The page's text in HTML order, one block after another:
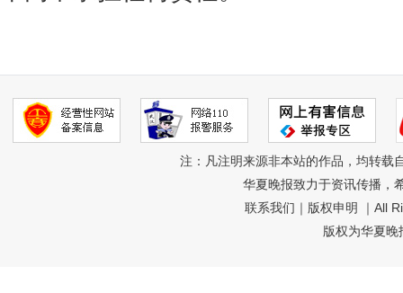
注：凡注明来源非本站的作品，均转载
华夏晚报致力于资讯传播，
联系我们 ｜ 版权申明 ｜All
版权为华夏